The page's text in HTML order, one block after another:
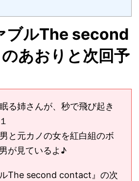
ブルThe second
あおりと次回予
る姉さんが、秒で飛び起き
と元カノの女を紅白組のボ
が見ているよ♪
ルThe second contact』の次